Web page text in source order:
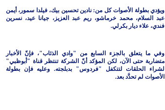
ويؤدي بطولة الأصوات كل من: نادين تحسين بيك، فيلدا سمور، أيمن
عبد السلام، محمد خرماشو، ريم عبد العزيز، جيانا عيد، نسرين
فندي، علاء ديار بكرلي.
وفي ما يتعلق بالجزء السابع من "وادي الذئاب"، فإنّ الأخبار
متضاربة حتى الآن، لكن المؤكد أنّ الشركة تنتظر قناة "أبوظبي"
لشراء الحلقات لتتكفل "فردوس" بدبلجته. وعليه فإن بطولة
الأصوات لم تحدَّد بعد.